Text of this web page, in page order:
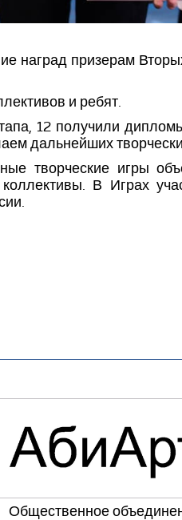
наград призерам
и ребят.
12 получили
дальнейших
творческие игры
В Играх
Общественное